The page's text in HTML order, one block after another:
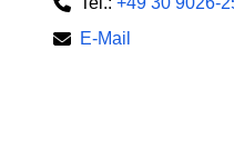
E-Mail